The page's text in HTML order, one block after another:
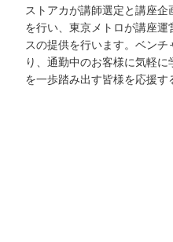
ストアカが講師選定と講座
を行い、東京メトロが講座
スの提供を行います。ベン
り、通勤中のお客様に気軽
を一歩踏み出す皆様を応援す